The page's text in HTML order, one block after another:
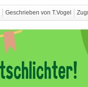
Geschrieben von T.Vogel